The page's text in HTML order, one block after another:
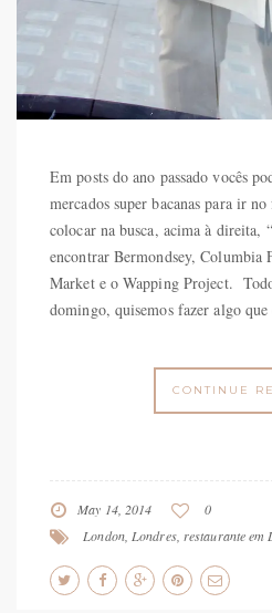
Em posts do ano passado vocês
mercados super bacanas para ir
colocar na busca, acima à direita,
encontrar Bermondsey,
Market e o Wapping Project.
domingo, quisemos fazer algo
CONTINUE
May 14, 2014
0
London, Londres, restaurante em